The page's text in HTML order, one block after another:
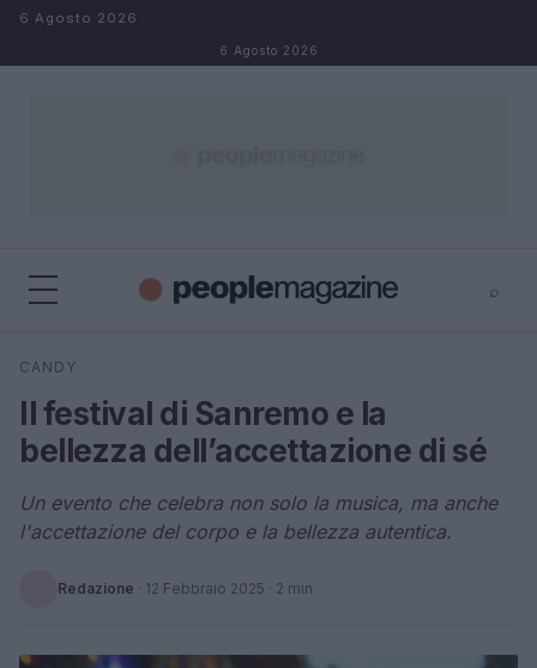
Salta al contenuto
6 Agosto 2026
6 Agosto 2026
⌕
Cerca
CANDY
Il festival di Sanremo e la
bellezza dell’accettazione di sé
Un evento che celebra non solo la musica, ma anche
l'accettazione del corpo e la bellezza autentica.
Redazione · 12 Febbraio 2025 · 2 min